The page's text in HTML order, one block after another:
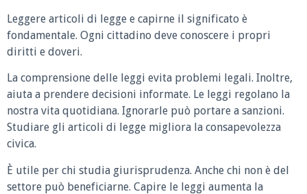
Leggere articoli di legge e capirne il significato è
fondamentale. Ogni cittadino deve conoscere i propri
diritti e doveri.
La comprensione delle leggi evita problemi legali. Inoltre,
aiuta a prendere decisioni informate. Le leggi regolano la
nostra vita quotidiana. Ignorarle può portare a sanzioni.
Studiare gli articoli di legge migliora la consapevolezza
civica.
È utile per chi studia giurisprudenza. Anche chi non è del
settore può beneficiarne. Capire le leggi aumenta la